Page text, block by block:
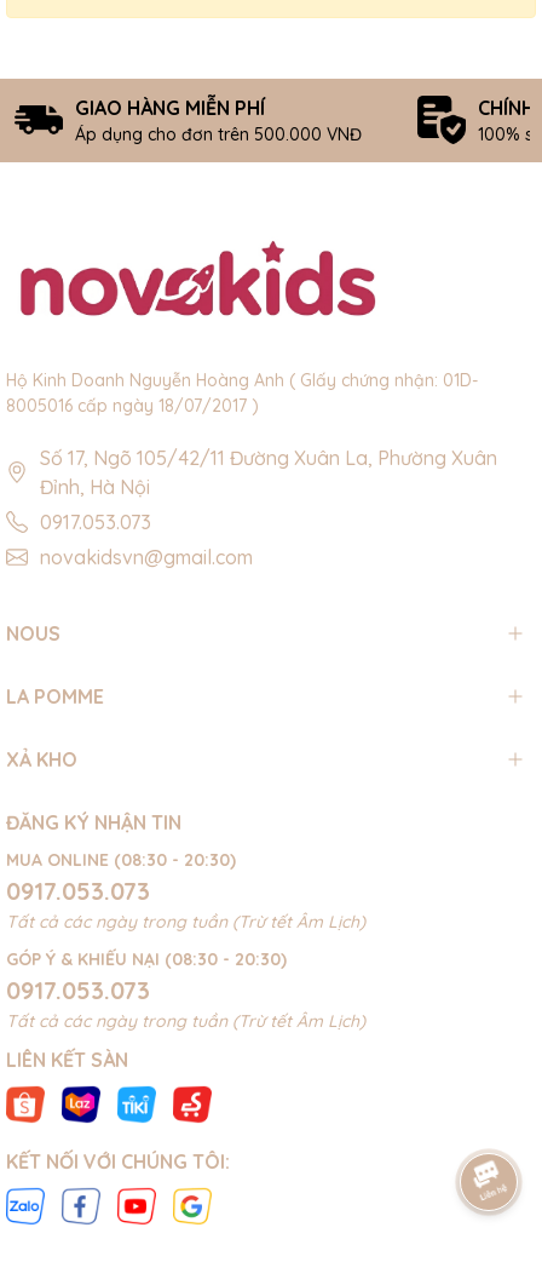
GIAO HÀNG MIỄN PHÍ
Áp dụng cho đơn trên 500.000 VNĐ
CHÍNH
100%
Hộ Kinh Doanh Nguyễn Hoàng Anh ( GIấy chứng nhận: 01D-
8005016 cấp ngày 18/07/2017 )
Số 17, Ngõ 105/42/11 Đường Xuân La, Phường Xuân
Đỉnh, Hà Nội
0917.053.073
novakidsvn@gmail.com
NOUS
LA POMME
XẢ KHO
ĐĂNG KÝ NHẬN TIN
MUA ONLINE (08:30 - 20:30)
0917.053.073
Tất cả các ngày trong tuần (Trừ tết Âm Lịch)
GÓP Ý & KHIẾU NẠI (08:30 - 20:30)
0917.053.073
Tất cả các ngày trong tuần (Trừ tết Âm Lịch)
LIÊN KẾT SÀN
KẾT NỐI VỚI CHÚNG TÔI: